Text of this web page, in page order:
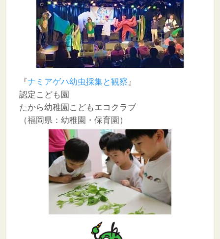
『 ナミアゲハ幼虫採集と観察』
認定こども園
たから幼稚園こどもエコクラブ
（福岡県：幼稚園・保育園）